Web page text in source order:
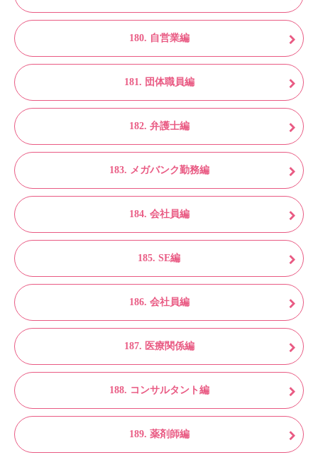
180. 自営業編
181. 団体職員編
182. 弁護士編
183. メガバンク勤務編
184. 会社員編
185. SE編
186. 会社員編
187. 医療関係編
188. コンサルタント編
189. 薬剤師編